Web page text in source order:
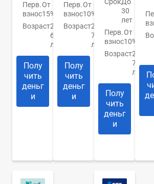
Перв.
взнос
От
15%
Возраст21-
65
лет
Полу
чить
деньг
и
Перв.
взнос
От
10%
Возраст21-
75
лет
Полу
чить
деньг
и
30
лет
Перв.
взнос
От
10%
Возраст21-
70
лет
Полу
чить
деньг
и